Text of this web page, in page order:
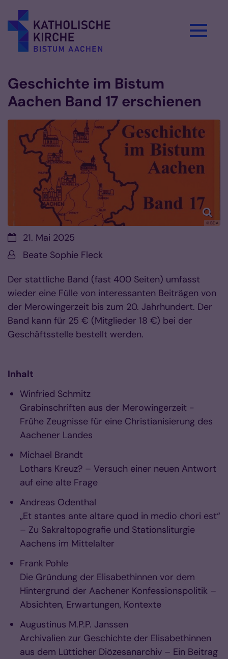
Geschichte im Bistum
Aachen Band 17 erschienen
© BDA
Datum:21. Mai 2025
Von:Beate Sophie Fleck
Der stattliche Band (fast 400 Seiten) umfasst
wieder eine Fülle von interessanten Beiträgen von
der Merowingerzeit bis zum 20. Jahrhundert. Der
Band kann für 25 € (Mitglieder 18 €) bei der
Geschäftsstelle bestellt werden.
Inhalt
Winfried Schmitz
Grabinschriften aus der Merowingerzeit -
Frühe Zeugnisse für eine Christianisierung des
Aachener Landes
Michael Brandt
Lothars Kreuz? – Versuch einer neuen Antwort
auf eine alte Frage
Andreas Odenthal
„Et stantes ante altare quod in medio chori est“
– Zu Sakraltopografie und Stationsliturgie
Aachens im Mittelalter
Frank Pohle
Die Gründung der Elisabethinnen vor dem
Hintergrund der Aachener Konfessionspolitik –
Absichten, Erwartungen, Kontexte
Augustinus M.P.P. Janssen
Archivalien zur Geschichte der Elisabethinnen
aus dem Lütticher Diözesanarchiv – Ein Beitrag